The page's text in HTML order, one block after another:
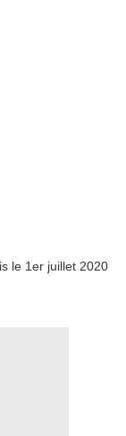
le 1er juillet 2020